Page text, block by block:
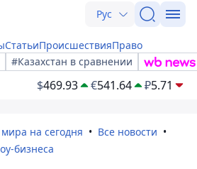
Рус
СтатьиПроисшествияПраво
#Казахстан в сравнении
$469.93 €541.64 ₽5.71
на сегодня
Все новости
бизнеса